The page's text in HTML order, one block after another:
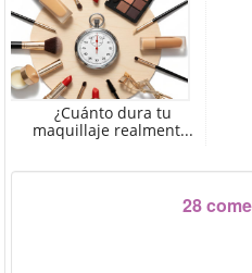
¿Cuánto dura tu
maquillaje realment...
28